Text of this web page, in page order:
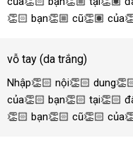
👏🏻 bạn👏🏼 cũ👏🏽
vỗ tay (da trắng)
Nhập👏🏻 nội👏🏻
của👏🏻 bạn👏🏻 tại👏🏻
👏🏻 bạn👏🏻 cũ👏🏻